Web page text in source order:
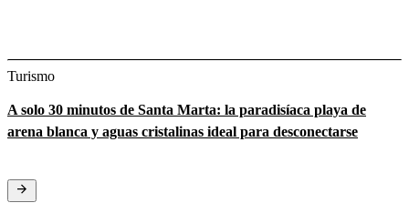
Turismo
A solo 30 minutos de Santa Marta: la paradisíaca playa de
arena blanca y aguas cristalinas ideal para desconectarse